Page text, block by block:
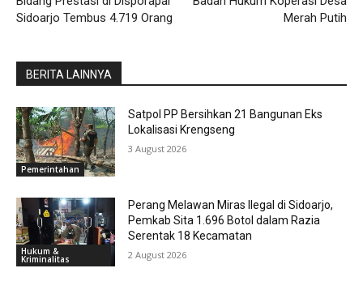
Sidoarjo Tembus 4.719 Orang
Merah Putih
BERITA LAINNYA
Pemerintahan
Satpol PP Bersihkan 21 Bangunan Eks
Lokalisasi Krengseng
3 August 2026
Hukum &
Kriminalitas
Perang Melawan Miras Ilegal di Sidoarjo,
Pemkab Sita 1.696 Botol dalam Razia
Serentak 18 Kecamatan
2 August 2026